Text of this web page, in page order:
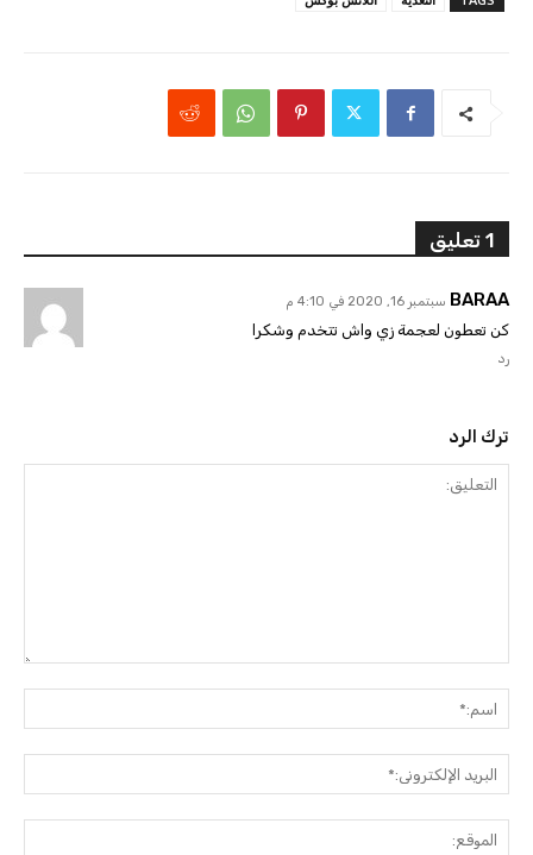
1 تعليق
BARAA سبتمبر 16, 2020 في 4:10 م
كن تعطون لعجمة زي واش تتخدم وشكرا
رد
ترك الرد